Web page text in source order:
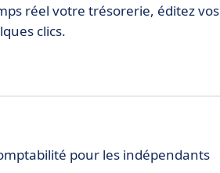
réel votre trésorerie, éditez vos
clics.
pour les indépendants